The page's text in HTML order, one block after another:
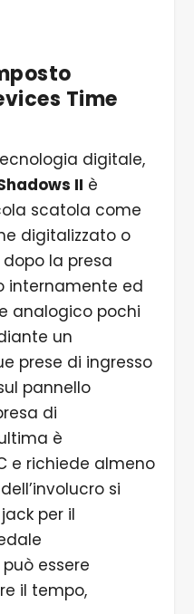
Time
digitale,
II è
scatola come
digitalizzato o
la presa
internamente ed
analogico pochi
un
prese di ingresso
pannello
di
è
e richiede almeno
si
per il
può essere
il tempo,